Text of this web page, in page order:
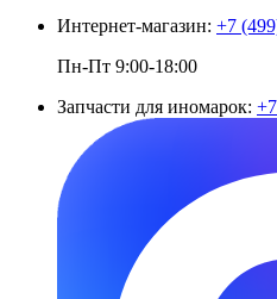
Интернет-магазин: +7
Пн-Пт 9:00-18:00
Запчасти для иномарок: